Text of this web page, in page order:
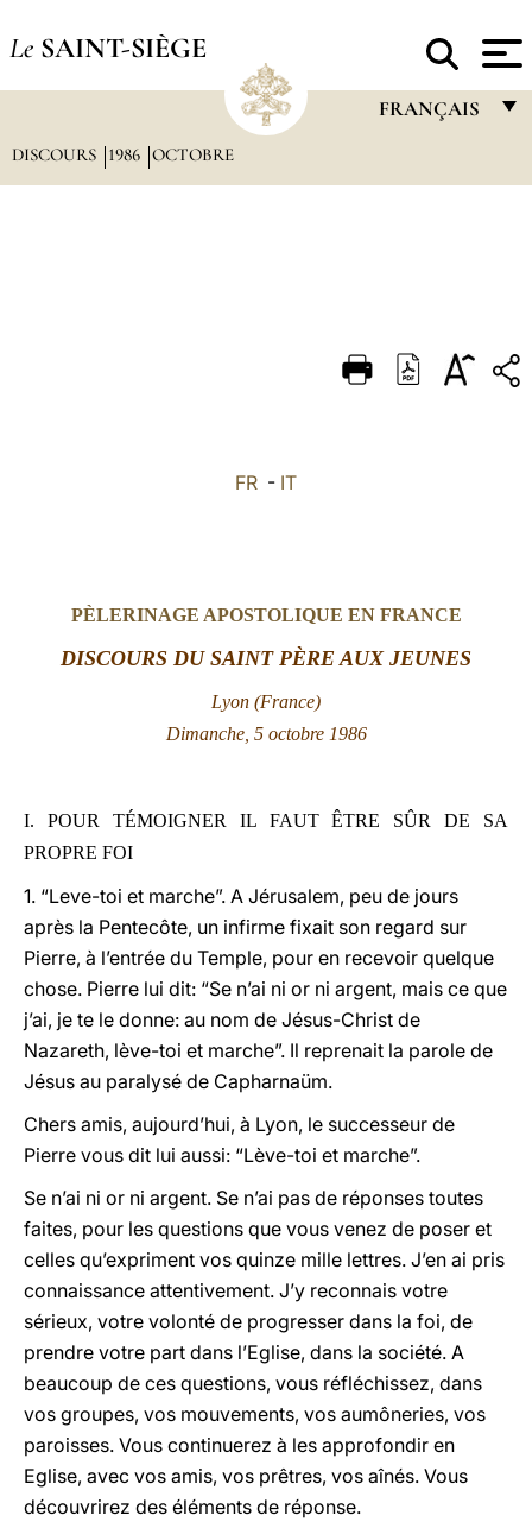
Le SAINT-SIÈGE
FRANÇAIS
DEUTSCH
DISCOURS 1986 OCTOBRE
FR - IT
PÈLERINAGE APOSTOLIQUE EN FRANCE
DISCOURS DU SAINT PÈRE AUX JEUNES
Lyon (France)
Dimanche, 5 octobre 1986
I. POUR TÉMOIGNER IL FAUT ÊTRE SÛR DE SA
PROPRE FOI
1. “Leve-toi et marche”. A Jérusalem, peu de jours
après la Pentecôte, un infirme fixait son regard sur
Pierre, à l’entrée du Temple, pour en recevoir quelque
chose. Pierre lui dit: “Se n’ai ni or ni argent, mais ce que
j’ai, je te le donne: au nom de Jésus-Christ de
Nazareth, lève-toi et marche”. Il reprenait la parole de
Jésus au paralysé de Capharnaüm.
Chers amis, aujourd’hui, à Lyon, le successeur de
Pierre vous dit lui aussi: “Lève-toi et marche”.
Se n’ai ni or ni argent. Se n’ai pas de réponses toutes
faites, pour les questions que vous venez de poser et
celles qu’expriment vos quinze mille lettres. J’en ai pris
connaissance attentivement. J’y reconnais votre
sérieux, votre volonté de progresser dans la foi, de
prendre votre part dans l’Eglise, dans la société. A
beaucoup de ces questions, vous réfléchissez, dans
vos groupes, vos mouvements, vos aumôneries, vos
paroisses. Vous continuerez à les approfondir en
Eglise, avec vos amis, vos prêtres, vos aînés. Vous
découvrirez des éléments de réponse.